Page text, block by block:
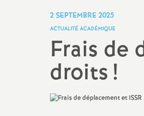
Édito
Lycée, bac, post bac
SNES
Archives
Archives
2 SEPTEMBRE 2025
ACTUALITÉ ACADÉMIQUE
Frais de
droits !